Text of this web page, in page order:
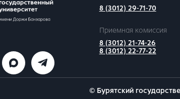
8 (3012) 29-71-70
Приемная комиссия
8 (3012) 21-74-26
8 (3012) 22-77-22
© Бурятский